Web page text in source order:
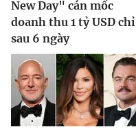
New Day" cán mốc
doanh thu 1 tỷ USD chỉ
sau 6 ngày